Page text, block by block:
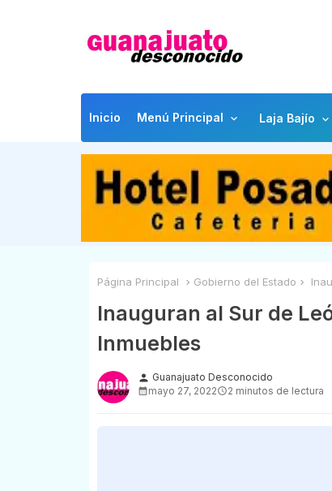
Inicio Menú Principal Laja Bajío
Página Principal Gobierno del Estado
Inauguran al Sur de
Inmuebles
person Guanajuato Desconocido
mayo 27, 2022
2 minutos de lectura